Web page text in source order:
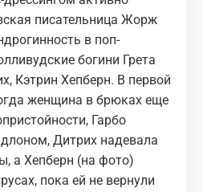
писательница Жорж
в поп-
богини Грета
Кэтрин Хепберн. В первой
женщина в брюках еще
Гарбо
Дитрих надевала
, а Хепберн (на фото)
пока ей не вернули